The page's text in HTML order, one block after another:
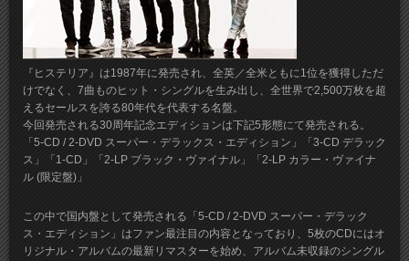
『ヒステリア』は1987年に発売され、全英／全米ともに1位を獲得しただ
けでなく、7曲ものヒット・シングルを生み出し、全世界で2,500万枚を超
えるセールスを誇る80年代を代表する名盤。
今回発売される30周年記念エディションは下記5形態にて発売される。
「5-CD / 2-DVD スーパー・デラックス・エディション」「3-CD デラック
ス」「1-CD」「2-LP ブラック・ヴァイナル」「2-LP カラー・ヴァイナ
ル (限定盤)」
この中で国内盤として発売される「5-CD / 2-DVD スーパー・デラック
ス・エディション」はファン最注目の内容となっており、5枚のCDにはオ
リジナル・アルバムの最新リマスターを始め、アルバム未収録のシングル